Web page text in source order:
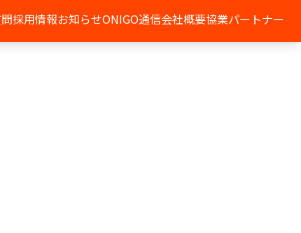
採用情報お知らせONIGO通信会社概要協業パートナー